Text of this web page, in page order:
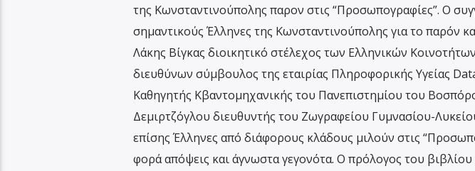
της Κωνσταντινούπολης παρον στις “Προσωπογραφίες”. Ο
σημαντικούς Έλληνες της Κωνσταντινούπολης για το παρόν
Λάκης Βίγκας διοικητικό στέλεχος των Ελληνικών
διευθύνων σύμβουλος της εταιρίας Πληροφορικής Υγείας
Καθηγητής Κβαντομηχανικής του Πανεπιστημίου του
Δεμιρτζόγλου διευθυντής του Ζωγραφείου Γυμνασίου-
επίσης Έλληνες από διάφορους κλάδους μιλούν στις
φορά απόψεις και άγνωστα γεγονότα. O πρόλογος του